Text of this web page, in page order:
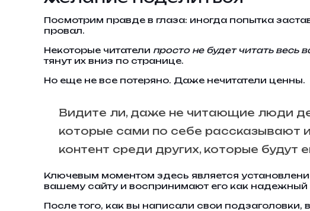
Посмотрим правде в глаза: иногда попытка
провал.
Некоторые читатели просто не будет читать весь
тянут их вниз по странице.
Но еще не все потеряно. Даже нечитатели ценны.
Видите ли, даже не читающие люди
которые сами по себе рассказывают
контент среди других, которые будут
Ключевым моментом здесь является
вашему сайту и воспринимают его как надежный
После того, как вы написали свои